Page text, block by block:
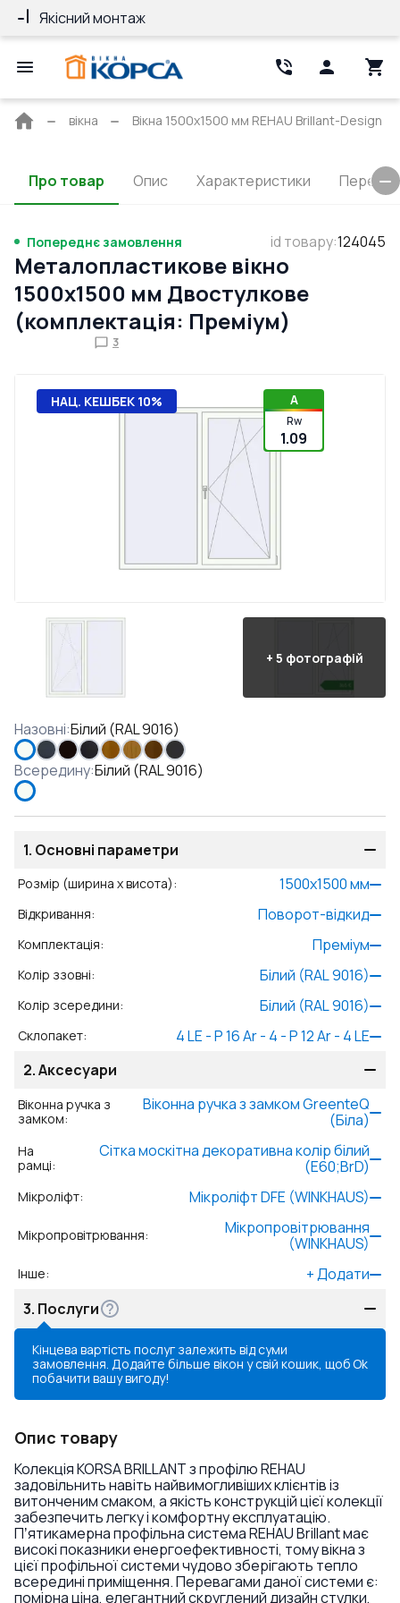
Якісний монтаж
Головна
вікна Вікна 1500x1500 мм REHAU Brillant-Design
Про товар Опис Характеристики
Попереднє замовлення id товару:124045
Металопластикове вікно
1500x1500 мм Двостулкове
(комплектація: Преміум)
3
НАЦ. КЕШБЕК 10% A
Rw
1.09
+ 5 фотографій
Назовні:Білий (RAL 9016)
Всередину:Білий (RAL 9016)
1. Основні параметри
Розмір (ширина x висота): 1500x1500мм
Відкривання: Поворот-відкид
Комплектація: Преміум
Колір ззовні: Білий (RAL 9016)
Колір зсередини: Білий (RAL 9016)
Склопакет:
4 LE - P 16 Ar - 4 - P 12 Ar - 4 LE
2.Аксесуари
Віконна ручка з
замком:
Віконна ручка з замком GreenteQ
(Біла)
На
рамці:
Сітка москітна декоративна колір білий
(E60;BrD)
Мікроліфт: Мікроліфт DFE (WINKHAUS)
Мікропровітрювання:
Мікропровітрювання
(WINKHAUS)
Інше: +Додати
3. Послуги
Кінцева вартість послуг залежить від суми
замовлення. Додайте більше вікон у свій кошик, щоб
побачити вашу вигоду!
Ok
Опис товару
Колекція KORSA BRILLANT з профілю REHAU
задовільнить навіть найвимогливіших клієнтів із
витонченим смаком, а якість конструкцій цієї колекції
забезпечить легку і комфортну експлуатацію.
Пʼятикамерна профільна система REHAU Brillant має
високі показники енергоефективності, тому вікна з
цієї профільної системи чудово зберігають тепло
всередині приміщення. Перевагами даної системи є:
помірна ціна, елегантний скруглений дизайн стулки,